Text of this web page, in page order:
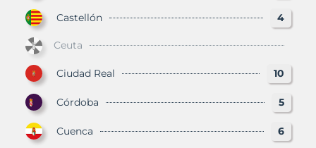
Castellón 4
Ceuta
Ciudad Real 10
Córdoba 5
Cuenca 6